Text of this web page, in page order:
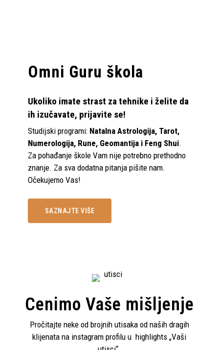
Omni Guru škola
Ukoliko imate strast za tehnike i želite da
ih izučavate, prijavite se!
Studijski programi: Natalna Astrologija, Tarot,
Numerologija, Rune, Geomantija i Feng Shui.
Za pohađanje škole Vam nije potrebno prethodno
znanje. Za sva dodatna pitanja pišite nam.
Očekujemo Vas!
SAZNAJTE VIŠE
Cenimo Vaše mišljenje
Pročitajte neke od brojnih utisaka od naših dragih
klijenata na instagram profilu u highlights „Vaši